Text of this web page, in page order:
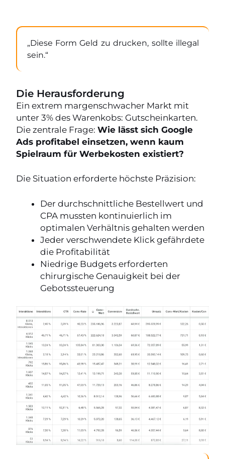
„Diese Form Geld zu drucken, sollte illegal
sein.“
Die Herausforderung
Ein extrem margenschwacher Markt mit
unter 3% des Warenkobs: Gutscheinkarten.
Die zentrale Frage: Wie lässt sich Google
Ads profitabel einsetzen, wenn kaum
Spielraum für Werbekosten existiert?
Die Situation erforderte höchste Präzision:
Der durchschnittliche Bestellwert und
CPA mussten kontinuierlich im
optimalen Verhältnis gehalten werden
Jeder verschwendete Klick gefährdete
die Profitabilität
Niedrige Budgets erforderten
chirurgische Genauigkeit bei der
Gebotssteuerung